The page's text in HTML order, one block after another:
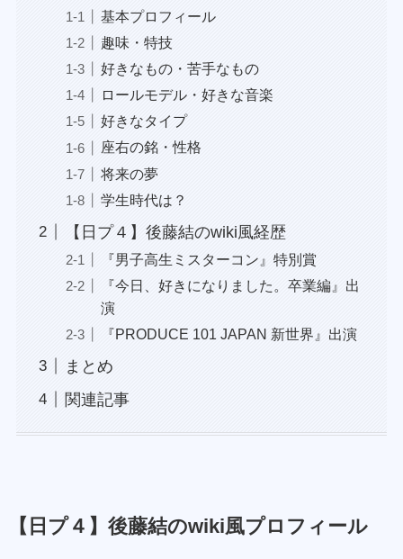
基本プロフィール
趣味・特技
好きなもの・苦手なもの
ロールモデル・好きな音楽
好きなタイプ
座右の銘・性格
将来の夢
学生時代は？
【日プ４】後藤結のwiki風経歴
『男子高生ミスターコン』特別賞
『今日、好きになりました。卒業編』出
演
『PRODUCE 101 JAPAN 新世界』出演
まとめ
関連記事
【日プ４】後藤結のwiki風プロフィール